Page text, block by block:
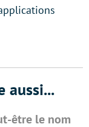
aussi...
être le nom